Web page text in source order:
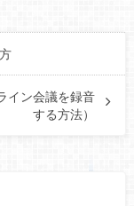
イン会議を録音
する方法）